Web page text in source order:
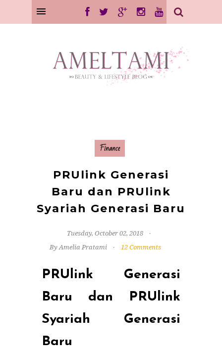
Finance
PRUlink Generasi
Baru dan PRUlink
Syariah Generasi Baru
Tuesday, October 02, 2018
By Amelia Pratami
12 Comments
PRUlink Generasi
Baru dan PRUlink
Syariah Generasi
Baru